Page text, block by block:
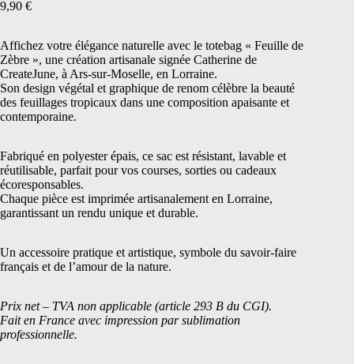
9,90 €
Affichez votre élégance naturelle avec le totebag « Feuille de
Zèbre », une création artisanale signée Catherine de
CreateJune, à Ars-sur-Moselle, en Lorraine.
Son design végétal et graphique de renom célèbre la beauté
des feuillages tropicaux dans une composition apaisante et
contemporaine.
Fabriqué en polyester épais, ce sac est résistant, lavable et
réutilisable, parfait pour vos courses, sorties ou cadeaux
écoresponsables.
Chaque pièce est imprimée artisanalement en Lorraine,
garantissant un rendu unique et durable.
Un accessoire pratique et artistique, symbole du savoir-faire
français et de l’amour de la nature.
Prix net – TVA non applicable (article 293 B du CGI).
Fait en France avec impression par sublimation
professionnelle.